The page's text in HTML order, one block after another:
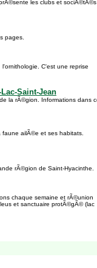
les clubs et sociÃ©tÃ©s
pages.
C'est une reprise
Saint-Jean
la rÃ©gion. Informations dans
ailÃ©e et ses habitats.
rÃ©gion de Saint-Hyacinthe.
chaque semaine et rÃ©union
et sanctuaire protÃ©gÃ© (lac